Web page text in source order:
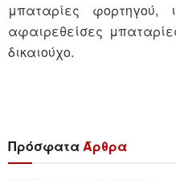
μπαταρίες φορτηγού,
αφαιρεθείσες
δικαιούχο.
ΠρόσφαταΆρθρα